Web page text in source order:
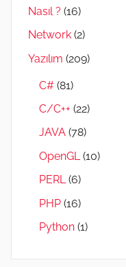
Nasıl ? (16)
Network (2)
Yazılım (209)
C# (81)
C/C++ (22)
JAVA (78)
OpenGL(10)
PERL(6)
PHP (16)
Python (1)